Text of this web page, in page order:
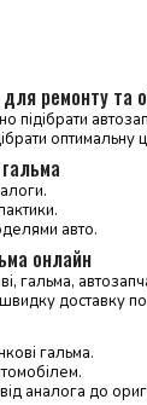
ремонту та
підібрати
оптимальну
авто.
онлайн
гальма,
доставку по
гальма.
аналога до